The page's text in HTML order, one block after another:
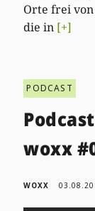
Orte frei
die in [+]
PODCAST
woxx
WOXX